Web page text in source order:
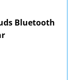
Bluetooth